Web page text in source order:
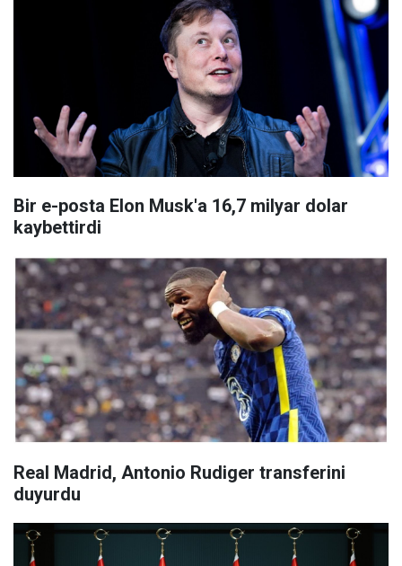
Bir e-posta Elon Musk'a 16,7 milyar dolar
kaybettirdi
Real Madrid, Antonio Rudiger transferini
duyurdu